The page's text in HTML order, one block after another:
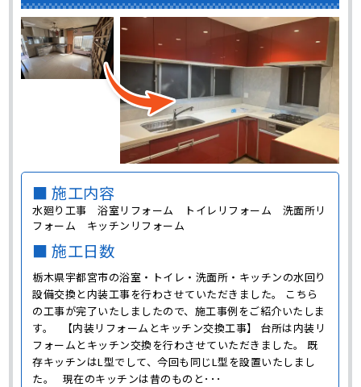
■ 施工内容
水廻り工事 浴室リフォーム トイレリフォーム 洗面所リ
フォーム キッチンリフォーム
■ 施工日数
栃木県宇都宮市の浴室・トイレ・洗面所・キッチンの水回り
設備交換と内装工事を行わさせていただきました。 こちら
の工事が完了いたしましたので、施工事例をご紹介いたしま
す。 【内装リフォームとキッチン交換工事】 台所は内装リ
フォームとキッチン交換を行わさせていただきました。 既
存キッチンはL型でして、今回も同じL型を設置いたしまし
た。 現在のキッチンは昔のものと･･･